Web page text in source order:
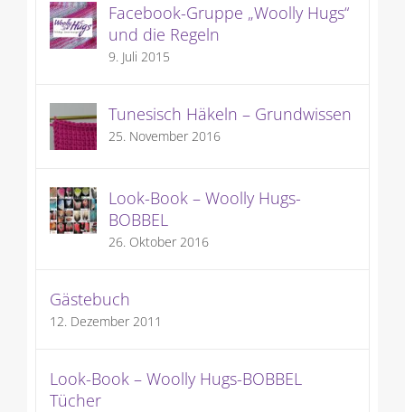
Facebook-Gruppe „Woolly Hugs“
und die Regeln
9. Juli 2015
Tunesisch Häkeln – Grundwissen
25. November 2016
Look-Book – Woolly Hugs-
BOBBEL
26. Oktober 2016
Gästebuch
12. Dezember 2011
Look-Book – Woolly Hugs-BOBBEL
Tücher